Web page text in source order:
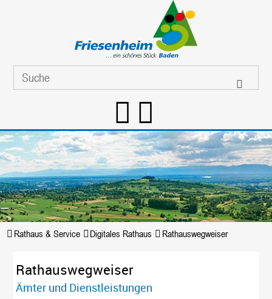
Rathaus & Service Digitales Rathaus Rathauswegweiser
Rathauswegweiser
Ämter und Dienstleistungen